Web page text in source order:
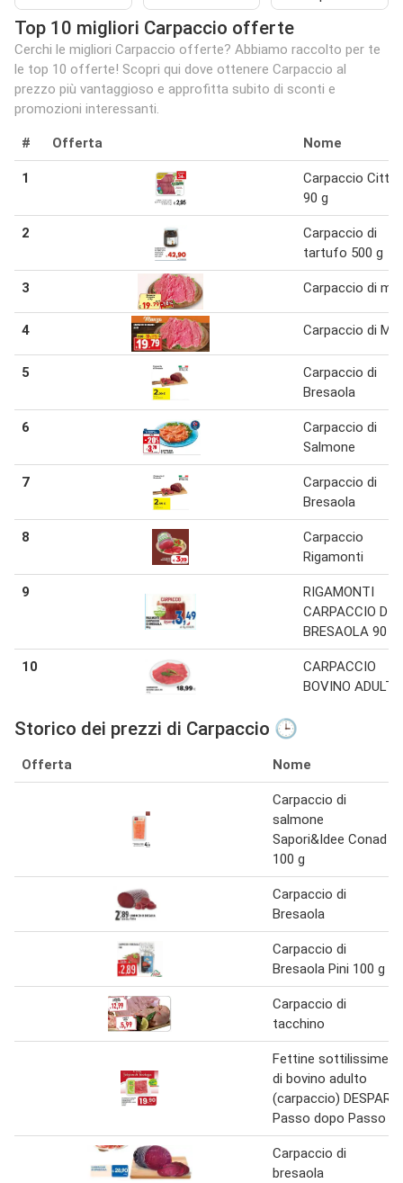
Top 10 migliori Carpaccio offerte
Cerchi le migliori Carpaccio offerte? Abbiamo raccolto per te
le top 10 offerte! Scopri qui dove ottenere Carpaccio al
prezzo più vantaggioso e approfitta subito di sconti e
promozioni interessanti.
# Offerta Nome
1
Carpaccio
90 g
2
Carpaccio di
tartufo 500 g
3 Carpaccio di
4 Carpaccio di
5
Carpaccio di
Bresaola
6
Carpaccio di
Salmone
7
Carpaccio di
Bresaola
8
Carpaccio
Rigamonti
9
RIGAMONTI
CARPACCIO DI
BRESAOLA 90 g
10
CARPACCIO
BOVINO ADULTO
Storico dei prezzi di Carpaccio 🕒
Offerta Nome
Carpaccio di
salmone
Sapori&Idee Conad
100 g
Carpaccio di
Bresaola
Carpaccio di
Bresaola Pini 100 g
Carpaccio di
tacchino
Fettine sottilissime
di bovino adulto
(carpaccio) DESPAR
Passo dopo Passo
Carpaccio di
bresaola